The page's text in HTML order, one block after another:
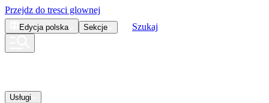
Przejdz do tresci glownej
Edycja polska Sekcje Szukaj
Usługi